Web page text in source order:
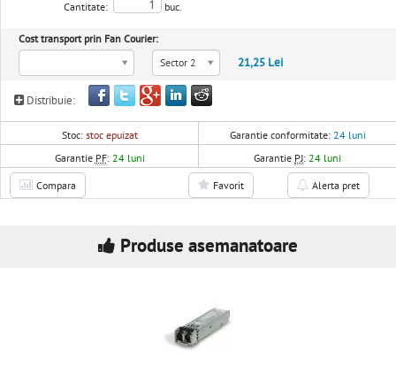
Cantitate: buc.
Cost transport prin Fan Courier:
Sector 2
21,25 Lei
Distribuie:
Stoc: stoc epuizat Garantie conformitate: 24 luni
Garantie PF: 24 luni Garantie PJ:24 luni
Compara Favorit Alerta pret
Produse asemanatoare